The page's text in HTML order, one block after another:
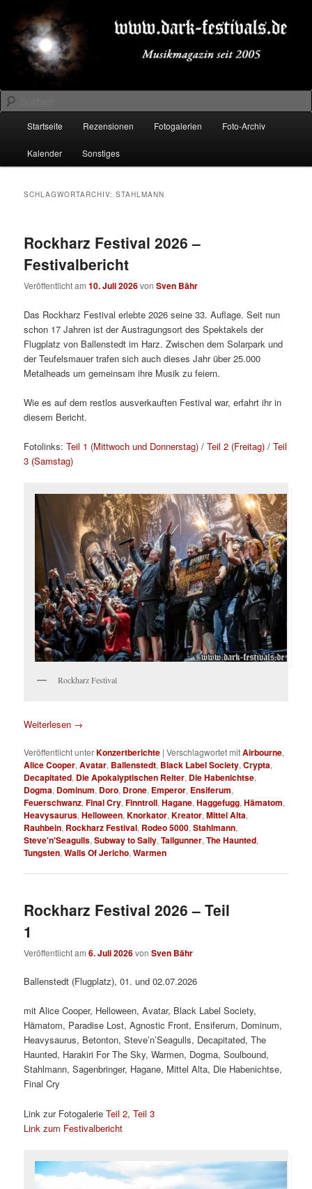
primären
Inhalt
springen
sekundären
Inhalt
springenDARK-FESTIVALS.DE
Suchen
Startseite Rezensionen Fotogalerien Foto-Archiv
Kalender Sonstiges
SCHLAGWORTARCHIV:STAHLMANN
Rockharz Festival 2026 –
Festivalbericht
Veröffentlicht am10. Juli 2026vonSven Bähr
Das Rockharz Festival erlebte 2026 seine 33. Auflage. Seit nun
schon 17 Jahren ist der Austragungsort des Spektakels der
Flugplatz von Ballenstedt im Harz. Zwischen dem Solarpark und
der Teufelsmauer trafen sich auch dieses Jahr über 25.000
Metalheads um gemeinsam ihre Musik zu feiern.
Wie es auf dem restlos ausverkauften Festival war, erfahrt ihr in
diesem Bericht.
Fotolinks:Teil 1 (Mittwoch und Donnerstag) /Teil 2 (Freitag) /Teil
3 (Samstag)
Rockharz Festival
Weiterlesen →
Veröffentlicht unterKonzertberichte |Verschlagwortet mitAirbourne,
Alice Cooper,Avatar, Ballenstedt, Black Label Society,Crypta,
Decapitated, Die Apokalyptischen Reiter, Die Habenichtse,
Dogma, Dominum, Doro, Drone, Emperor, Ensiferum,
Feuerschwanz,Final Cry,Finntroll,Hagane,Haggefugg,Hämatom,
Heavysaurus,Helloween,Knorkator,Kreator,Mittel Alta,
Rauhbein, Rockharz Festival, Rodeo 5000,Stahlmann,
Steve'n'Seagulls,Subway to Sally,Tailgunner,The Haunted,
Tungsten,Walls Of Jericho,Warmen
Rockharz Festival 2026 – Teil
1
Veröffentlicht am6. Juli 2026vonSven Bähr
Ballenstedt (Flugplatz), 01. und 02.07.2026
mit Alice Cooper, Helloween, Avatar, Black Label Society,
Hämatom, Paradise Lost, Agnostic Front, Ensiferum, Dominum,
Heavysaurus, Betonton, Steve’n’Seagulls, Decapitated, The
Haunted, Harakiri For The Sky, Warmen, Dogma, Soulbound,
Stahlmann, Sagenbringer, Hagane, Mittel Alta, Die Habenichtse,
Final Cry
Link zur FotogalerieTeil 2,Teil 3
Link zum Festivalbericht